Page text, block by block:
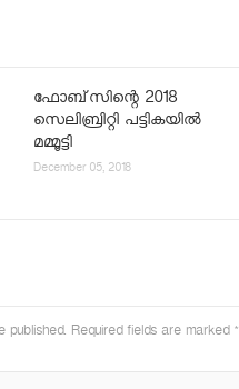
ഫോബ്‌സിന്റെ 2018
സെലിബ്രിറ്റി പട്ടികയില്‍
മമ്മൂട്ടി
December 05, 2018
published. Required fields are marked *